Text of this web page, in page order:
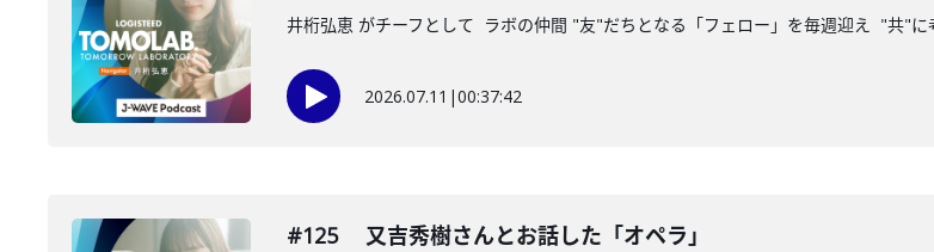
井桁弘恵 がチーフとして ラボの仲間 "友"だちとなる「フェロー」を毎週迎え "共"
2026.07.11 |00:37:42
#125 又吉秀樹さんとお話した「オペラ」